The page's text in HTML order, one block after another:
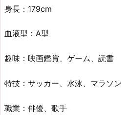
身長：179cm
血液型：A型
趣味：映画鑑賞、ゲーム、読書
特技：サッカー、水泳、マラソン
職業：俳優、歌手